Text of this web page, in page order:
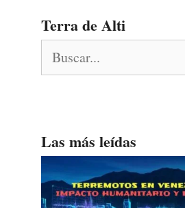
Terra de Alti
Las más leídas